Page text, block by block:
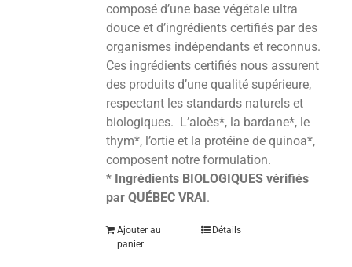
composé d’une base végétale ultra
douce et d’ingrédients certifiés par des
organismes indépendants et reconnus.
Ces ingrédients certifiés nous assurent
des produits d’une qualité supérieure,
respectant les standards naturels et
biologiques. L’aloès*, la bardane*, le
thym*, l’ortie et la protéine de quinoa*,
composent notre formulation.
*Ingrédients BIOLOGIQUES vérifiés
par QUÉBEC VRAI.
Ajouter au
panier
Détails